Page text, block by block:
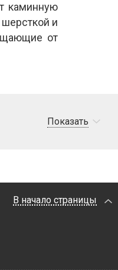
каминную
и
от
Показать
В начало страницы